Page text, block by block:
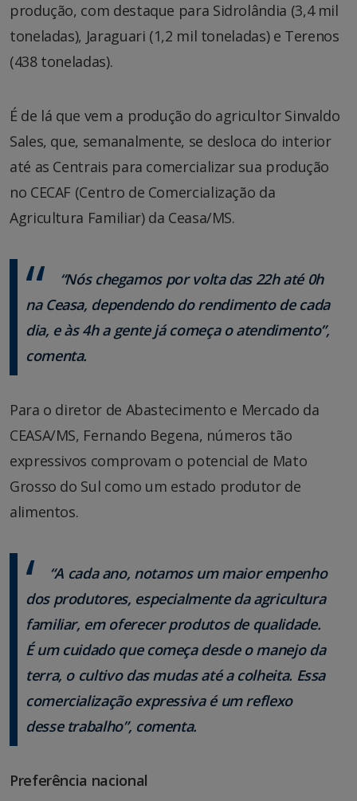
produção, com destaque para Sidrolândia (3,4 mil
toneladas), Jaraguari (1,2 mil toneladas) e Terenos
(438 toneladas).
É de lá que vem a produção do agricultor Sinvaldo
Sales, que, semanalmente, se desloca do interior
até as Centrais para comercializar sua produção
no CECAF (Centro de Comercialização da
Agricultura Familiar) da Ceasa/MS.
“Nós chegamos por volta das 22h até 0h
na Ceasa, dependendo do rendimento de cada
dia, e às 4h a gente já começa o atendimento”,
comenta.
Para o diretor de Abastecimento e Mercado da
CEASA/MS, Fernando Begena, números tão
expressivos comprovam o potencial de Mato
Grosso do Sul como um estado produtor de
alimentos.
“A cada ano, notamos um maior empenho
dos produtores, especialmente da agricultura
familiar, em oferecer produtos de qualidade.
É um cuidado que começa desde o manejo da
terra, o cultivo das mudas até a colheita. Essa
comercialização expressiva é um reflexo
desse trabalho”, comenta.
Preferência nacional